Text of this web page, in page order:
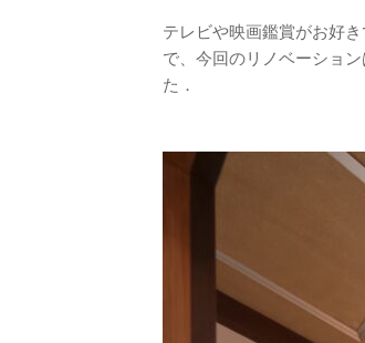
テレビや映画鑑賞がお好
で、今回のリノベーショ
た．